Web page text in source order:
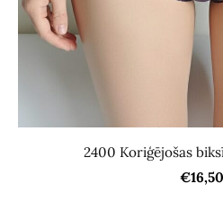
2400 Koriģējošas
€16,50